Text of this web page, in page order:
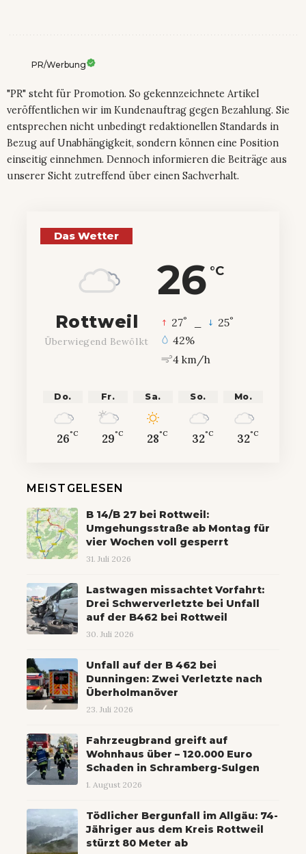
PR/Werbung
"PR" steht für Promotion. So gekennzeichnete Artikel
veröffentlichen wir im Kundenauftrag gegen Bezahlung. Sie
entsprechen nicht unbedingt redaktionellen Standards in
Bezug auf Unabhängigkeit, sondern können eine Position
einseitig einnehmen. Dennoch informieren die Beiträge aus
unserer Sicht zutreffend über einen Sachverhalt.
Das Wetter
26 °C
Rottweil
Überwiegend Bewölkt
27° 25°
42%
4 km/h
Do.
26°C
Fr.
29°C
Sa.
28°C
So.
32°C
Mo.
32°C
MEISTGELESEN
B 14/B 27 bei Rottweil:
Umgehungsstraße ab Montag für
vier Wochen voll gesperrt
31. Juli 2026
Lastwagen missachtet Vorfahrt:
Drei Schwerverletzte bei Unfall
auf der B462 bei Rottweil
30. Juli 2026
Unfall auf der B 462 bei
Dunningen: Zwei Verletzte nach
Überholmanöver
23. Juli 2026
Fahrzeugbrand greift auf
Wohnhaus über – 120.000 Euro
Schaden in Schramberg-Sulgen
1. August 2026
Tödlicher Bergunfall im Allgäu: 74-
Jähriger aus dem Kreis Rottweil
stürzt 80 Meter ab